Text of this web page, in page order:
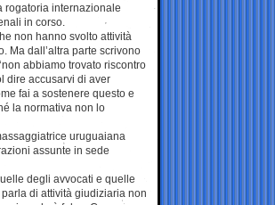
rogatoria internazionale
in corso.
non hanno svolto attività
Ma dall’altra parte scrivono
abbiamo trovato riscontro
dire accusarvi di aver
fai a sostenere questo e
la normativa non lo
uruguaiana
assunte in sede
degli avvocati e quelle
di attività giudiziaria non